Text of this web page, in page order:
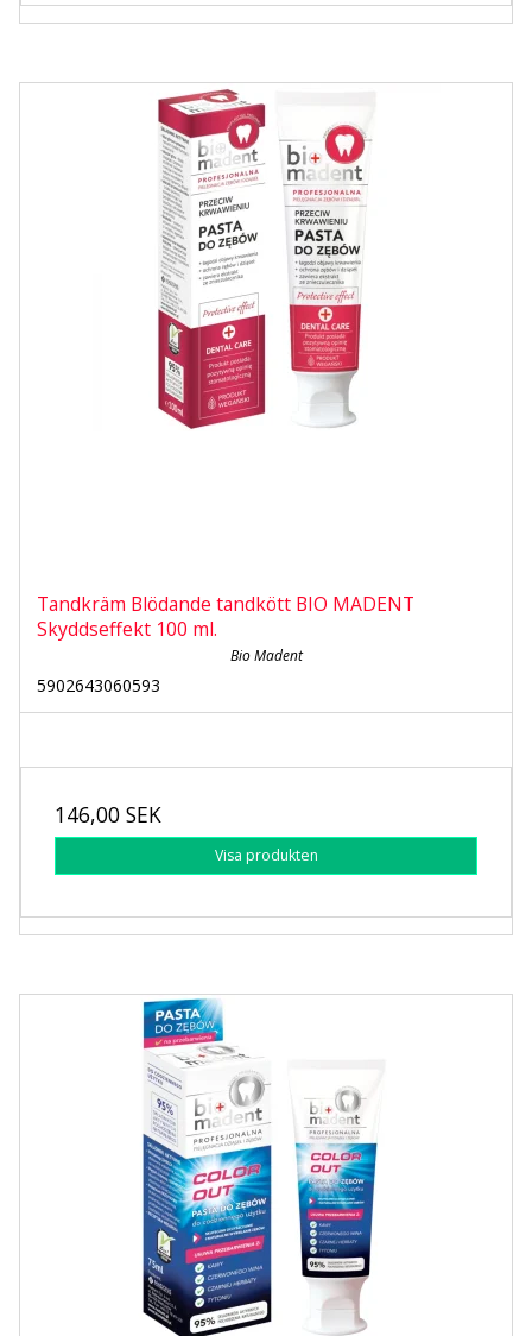
Tandkräm Blödande tandkött BIO MADENT
Skyddseffekt 100 ml.
Bio Madent
5902643060593
146,00 SEK
Visa produkten